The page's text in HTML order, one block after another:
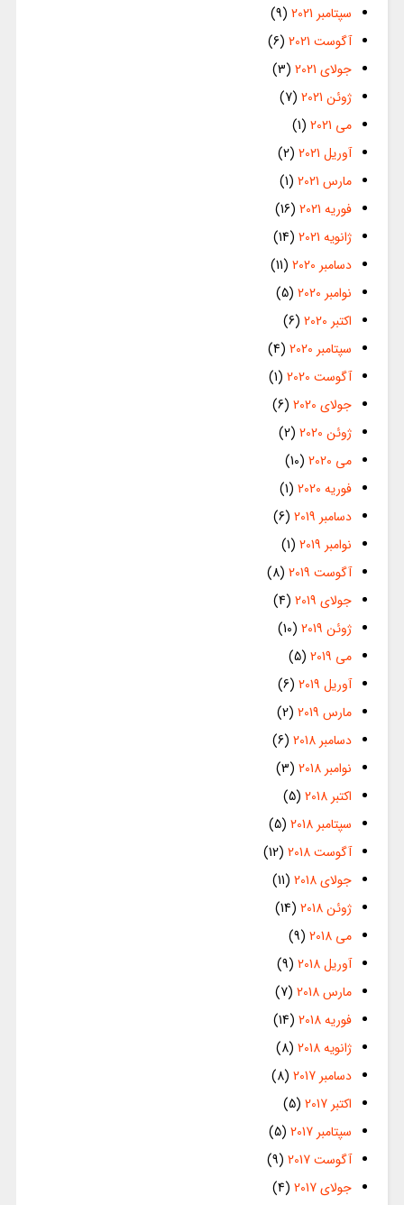
سپتامبر 2021
(9)
آگوست 2021
(6)
جولای 2021
(3)
ژوئن 2021
(7)
می 2021
(1)
آوریل 2021
(2)
مارس 2021
(1)
فوریه 2021
(16)
ژانویه 2021
(14)
دسامبر 2020
(11)
نوامبر 2020
(5)
اکتبر 2020
(6)
سپتامبر 2020
(4)
آگوست 2020
(1)
جولای 2020
(6)
ژوئن 2020
(2)
می 2020
(10)
فوریه 2020
(1)
دسامبر 2019
(6)
نوامبر 2019
(1)
آگوست 2019
(8)
جولای 2019
(4)
ژوئن 2019
(10)
می 2019
(5)
آوریل 2019
(6)
مارس 2019
(2)
دسامبر 2018
(6)
نوامبر 2018
(3)
اکتبر 2018
(5)
سپتامبر 2018
(5)
آگوست 2018
(12)
جولای 2018
(11)
ژوئن 2018
(14)
می 2018
(9)
آوریل 2018
(9)
مارس 2018
(7)
فوریه 2018
(14)
ژانویه 2018
(8)
دسامبر 2017
(8)
اکتبر 2017
(5)
سپتامبر 2017
(5)
آگوست 2017
(9)
جولای 2017
(4)